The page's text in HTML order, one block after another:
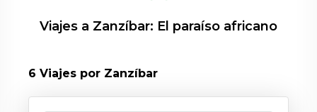
Viajes a Zanzíbar: El paraíso africano
6 Viajes por Zanzíbar